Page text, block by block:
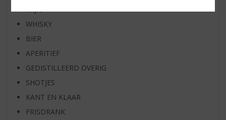
WHISKY
BIER
APERITIEF
GEDISTILLEERD OVERIG
SHOTJES
KANT EN KLAAR
FRISDRANK